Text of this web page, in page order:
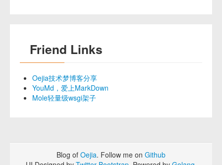
Friend Links
Oejia技术梦博客分享
YouMd，爱上MarkDown
Mole轻量级wsgi架子
Blog of Oejia. Follow me on Github